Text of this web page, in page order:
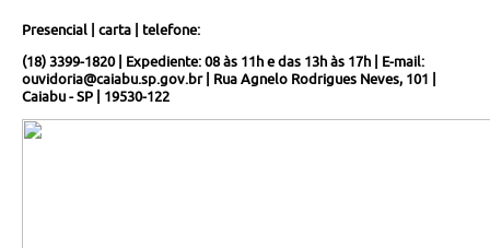
Presencial | carta | telefone:
(18) 3399-1820 | Expediente: 08 às 11h e das 13h às 17h | E-mail:
ouvidoria@caiabu.sp.gov.br| Rua Agnelo Rodrigues Neves, 101 |
Caiabu - SP | 19530-122